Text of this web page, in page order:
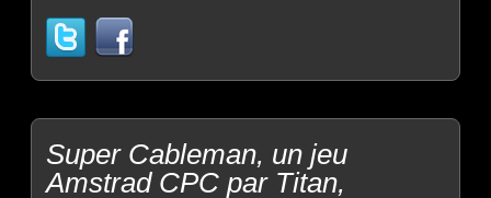
Super Cableman, un jeu
Amstrad CPC par Titan,